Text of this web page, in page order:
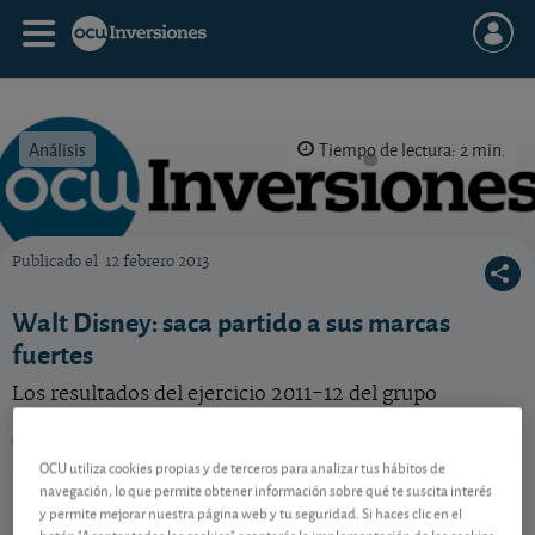
Análisis Tiempo de lectura: 2 min.
Publicado el 12 febrero 2013
Walt Disney: saca partido a sus marcas
fuertes
Los resultados del ejercicio 2011-12 del grupo
Conózcalos en detalle.
Walt Disney
US2546871060
104,91 USD
OCU utiliza cookies propias y de terceros para analizar tus hábitos de
navegación, lo que permite obtener información sobre qué te suscita interés
y permite mejorar nuestra página web y tu seguridad. Si haces clic en el